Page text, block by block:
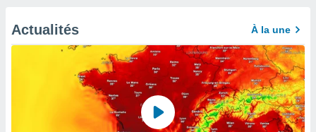
Actualités À la une